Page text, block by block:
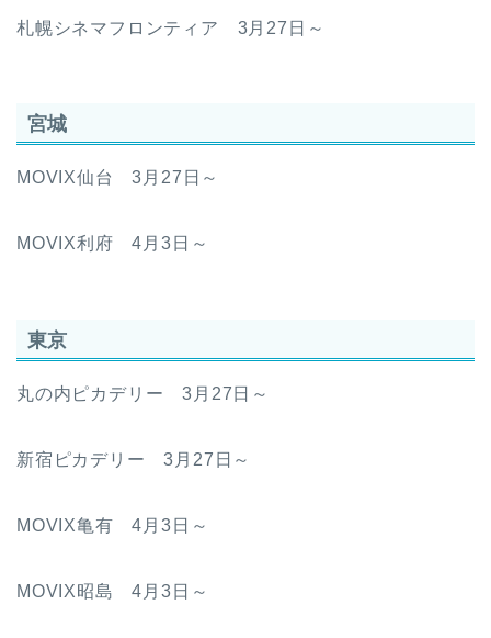
札幌シネマフロンティア 3月27日～
宮城
MOVIX仙台 3月27日～
MOVIX利府 4月3日～
東京
丸の内ピカデリー 3月27日～
新宿ピカデリー 3月27日～
MOVIX亀有 4月3日～
MOVIX昭島 4月3日～